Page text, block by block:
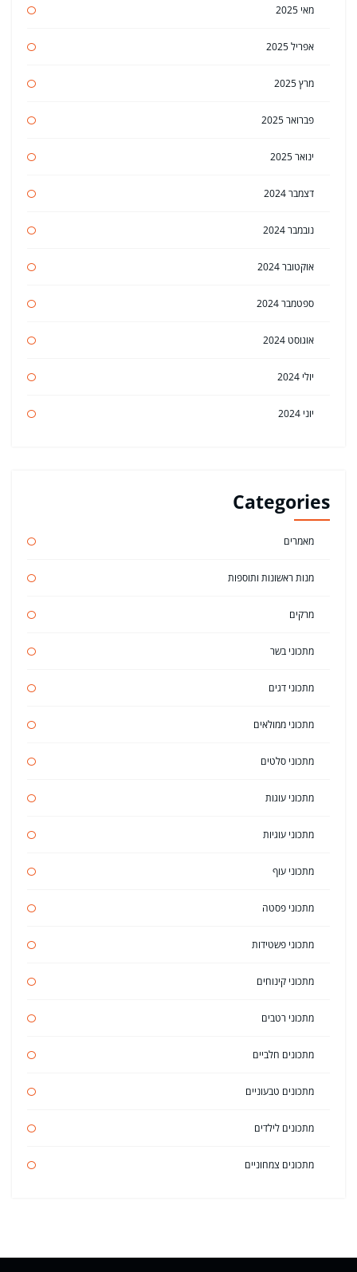
מאי 2025
אפריל 2025
מרץ 2025
פברואר 2025
ינואר 2025
דצמבר 2024
נובמבר 2024
אוקטובר 2024
ספטמבר 2024
אוגוסט 2024
יולי 2024
יוני 2024
Categories
מאמרים
מנות ראשונות ותוספות
מרקים
מתכוני בשר
מתכוני דגים
מתכוני ממולאים
מתכוני סלטים
מתכוני עוגות
מתכוני עוגיות
מתכוני עוף
מתכוני פסטה
מתכוני פשטידות
מתכוני קינוחים
מתכוני רטבים
מתכונים חלביים
מתכונים טבעוניים
מתכונים לילדים
מתכונים צמחוניים